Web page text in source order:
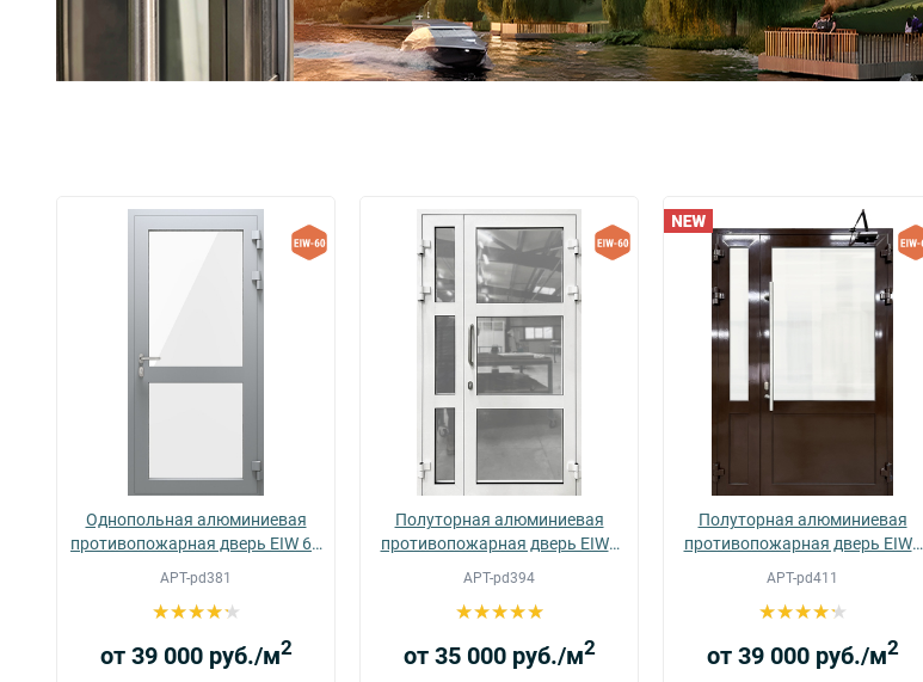
Однопольная алюминиевая
противопожарная дверь EIW 60
АРТ-pd381
от 39 000 руб./м2
Полуторная алюминиевая
противопожарная дверь EIWS
АРТ-pd394
от 35 000 руб./м2
Полуторная алюминиевая
противопожарная дверь EIWS
АРТ-pd411
от 39 000 руб./м2